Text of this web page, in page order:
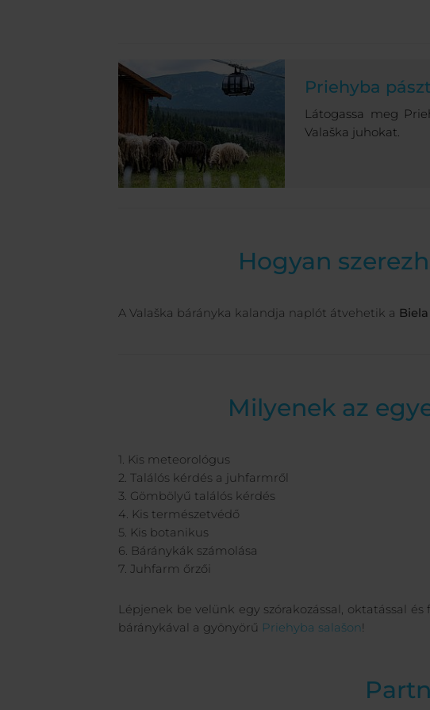
Priehyba
Látogassa meg
Valaška juhokat.
Hogyan
A Valaška bárányka kalandja naplót átvehetik a
Milyenek az
1. Kis meteorológus
2. Találós kérdés a juhfarmről
3. Gömbölyű találós kérdés
4. Kis természetvédő
5. Kis botanikus
6. Báránykák számolása
7. Juhfarm őrzői
Lépjenek be velünk egy szórakozással, oktatással
báránykával a gyönyörű Priehyba salašon!